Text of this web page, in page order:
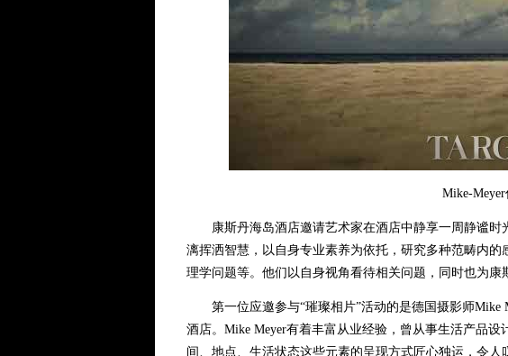
Mike-
康斯丹海岛酒店邀请艺术家在酒店中静享一周静谧时
漓挥洒智慧，以自身专业素养为依托，研究多种范畴内
理学问题等。他们以自身视角看待相关问题，同时也为康
第一位应邀参与“璀璨相片”活动的是德国摄影师Mike
酒店。Mike Meyer有着丰富从业经验，曾从事生活产品
间、地点、生活状态这些元素的呈现方式匠心独运，令人